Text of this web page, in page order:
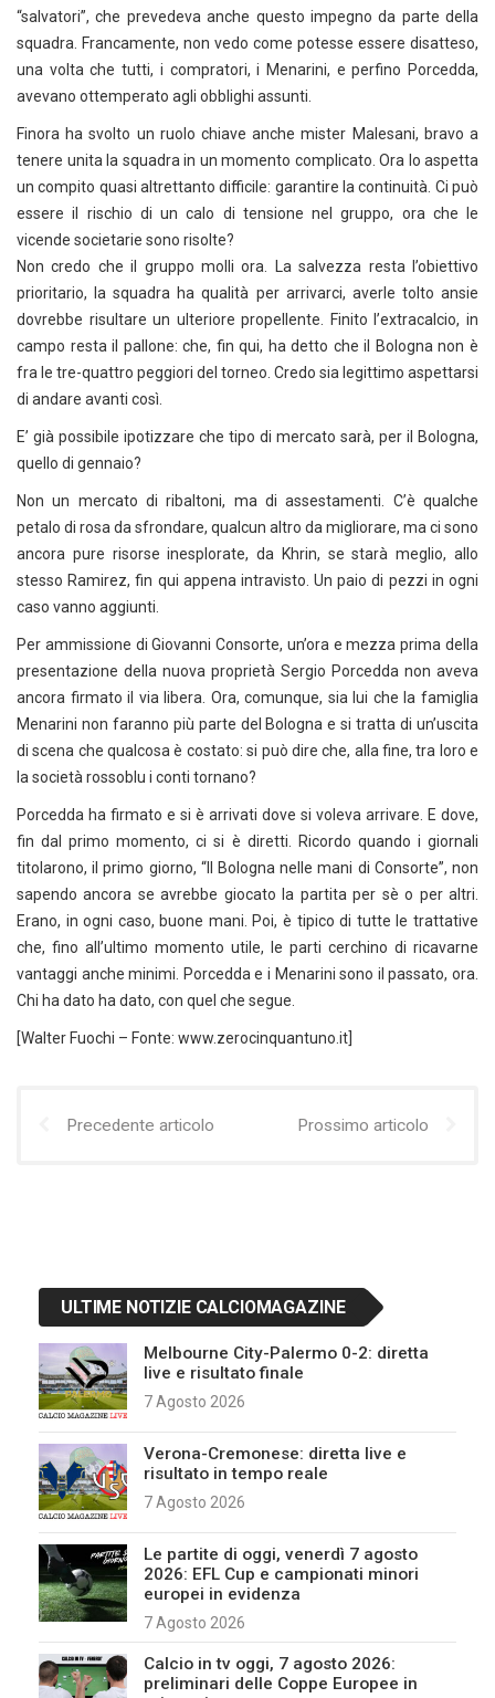
“salvatori”, che prevedeva anche questo impegno da parte della
squadra. Francamente, non vedo come potesse essere disatteso,
una volta che tutti, i compratori, i Menarini, e perfino Porcedda,
avevano ottemperato agli obblighi assunti.
Finora ha svolto un ruolo chiave anche mister Malesani, bravo a
tenere unita la squadra in un momento complicato. Ora lo aspetta
un compito quasi altrettanto difficile: garantire la continuità. Ci può
essere il rischio di un calo di tensione nel gruppo, ora che le
vicende societarie sono risolte?
Non credo che il gruppo molli ora. La salvezza resta l’obiettivo
prioritario, la squadra ha qualità per arrivarci, averle tolto ansie
dovrebbe risultare un ulteriore propellente. Finito l’extracalcio, in
campo resta il pallone: che, fin qui, ha detto che il Bologna non è
fra le tre-quattro peggiori del torneo. Credo sia legittimo aspettarsi
di andare avanti così.
E’ già possibile ipotizzare che tipo di mercato sarà, per il Bologna,
quello di gennaio?
Non un mercato di ribaltoni, ma di assestamenti. C’è qualche
petalo di rosa da sfrondare, qualcun altro da migliorare, ma ci sono
ancora pure risorse inesplorate, da Khrin, se starà meglio, allo
stesso Ramirez, fin qui appena intravisto. Un paio di pezzi in ogni
caso vanno aggiunti.
Per ammissione di Giovanni Consorte, un’ora e mezza prima della
presentazione della nuova proprietà Sergio Porcedda non aveva
ancora firmato il via libera. Ora, comunque, sia lui che la famiglia
Menarini non faranno più parte del Bologna e si tratta di un’uscita
di scena che qualcosa è costato: si può dire che, alla fine, tra loro e
la società rossoblu i conti tornano?
Porcedda ha firmato e si è arrivati dove si voleva arrivare. E dove,
fin dal primo momento, ci si è diretti. Ricordo quando i giornali
titolarono, il primo giorno, “Il Bologna nelle mani di Consorte”, non
sapendo ancora se avrebbe giocato la partita per sè o per altri.
Erano, in ogni caso, buone mani. Poi, è tipico di tutte le trattative
che, fino all’ultimo momento utile, le parti cerchino di ricavarne
vantaggi anche minimi. Porcedda e i Menarini sono il passato, ora.
Chi ha dato ha dato, con quel che segue.
[Walter Fuochi – Fonte: www.zerocinquantuno.it]
Precedente articolo Prossimo articolo
ULTIME NOTIZIE CALCIOMAGAZINE
Melbourne City-Palermo 0-2: diretta
live e risultato finale
7 Agosto 2026
Verona-Cremonese: diretta live e
risultato in tempo reale
7 Agosto 2026
Le partite di oggi, venerdì 7 agosto
2026: EFL Cup e campionati minori
europei in evidenza
7 Agosto 2026
Calcio in tv oggi, 7 agosto 2026:
preliminari delle Coppe Europee in